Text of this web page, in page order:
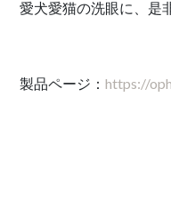
愛犬愛猫の洗眼に、是
製品ページ：https://